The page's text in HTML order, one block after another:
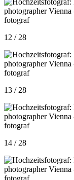
12 / 28
13 / 28
14 / 28